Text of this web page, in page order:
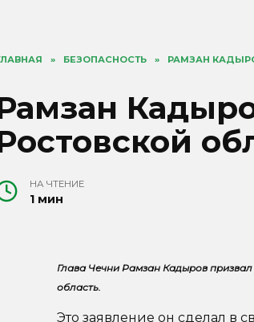
» БЕЗОПАСНОСТЬ » РАМЗАН
НА ЧТЕНИЕ
1 мин
Глава Чечни Рамзан Кадыров
область.
Это заявление он сделал в